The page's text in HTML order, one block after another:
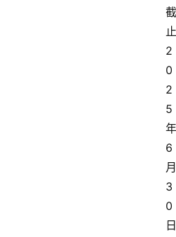
截
止
2
0
2
5
年
6
月
3
0
日